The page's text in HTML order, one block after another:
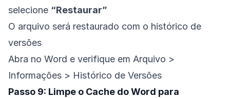
selecione “Restaurar”
O arquivo será restaurado com o histórico de
versões
Abra no Word e verifique em Arquivo >
Informações > Histórico de Versões
Passo 9: Limpe o Cache do Word para